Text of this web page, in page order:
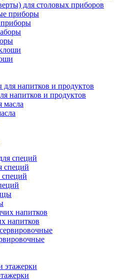
для столовых приборов
напитков и продуктов
специй
напитков